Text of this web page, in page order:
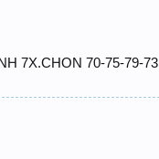
7X.CHON 70-75-79-73